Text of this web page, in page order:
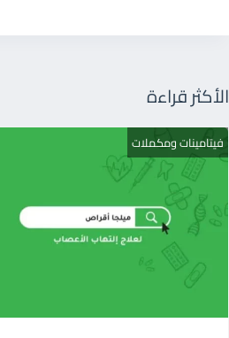
الأكثر قراءة
فيتامينات ومكملات